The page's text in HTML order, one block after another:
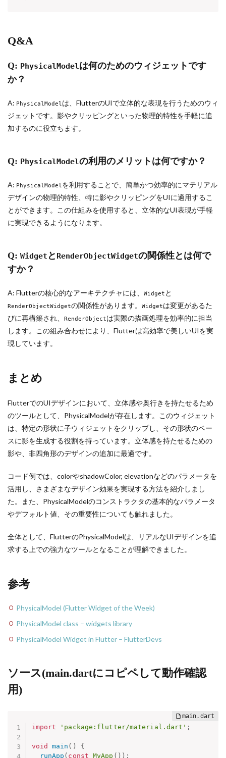
Q&A
Q: PhysicalModel は何のためのウィジェットです
か？
A: PhysicalModel は、FlutterのUIで立体的な表現を行うためのウィ
ジェットです。影やクリッピングといった物理的特性を手軽に追
加するのに役立ちます。
Q: PhysicalModelの利用のメリットは何ですか？
A: PhysicalModel を利用することで、簡単かつ効率的にマテリアル
デザインの物理的特性、特に影やクリッピングをUIに適用するこ
とができます。この仕組みを使用すると、立体的なUI表現が手軽
に実現できるようになります。
Q: Widget と RenderObjectWidgetの関係性とは何で
すか？
A: Flutterの核心的なアーキテクチャには、 Widget と
RenderObjectWidgetの関係性があります。 Widgetは変更があるた
びに再構築され、
RenderObjectは実際の描画処理を効率的に担当
します。この組み合わせにより、Flutterは高効率で美しいUIを実
現しています。
まとめ
FlutterでのUIデザインにおいて、立体感や奥行きを持たせるため
のツールとして、PhysicalModelが存在します。このウィジェット
は、特定の形状に子ウィジェットをクリップし、その形状のベー
スに影を生成する役割を持っています。立体感を持たせるための
影や、非四角形のデザインの追加に最適です。
コード例では、colorやshadowColor, elevationなどのパラメータを
活用し、さまざまなデザイン効果を実現する方法を紹介しまし
た。また、PhysicalModelのコンストラクタの基本的なパラメータ
やデフォルト値、その重要性についても触れました。
全体として、FlutterのPhysicalModelは、リアルなUIデザインを追
求する上での強力なツールとなることが理解できました。
参考
PhysicalModel (Flutter Widget of the Week)
PhysicalModel class – widgets library
PhysicalModel Widget in Flutter – FlutterDevs
ソース(main.dartにコピペして動作確認
用)
import 'package:flutter/material.dart' ;
void main ( )
{
runApp ( const MyApp ( ) ) ;